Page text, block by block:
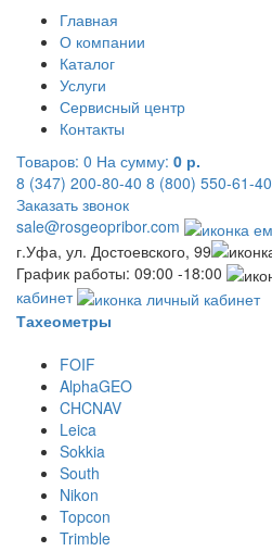
Главная
О компании
Каталог
Услуги
Сервисный центр
Контакты
Товаров: 0 На сумму: 0 р.
8 (347) 200-80-40 8 (800) 550-61-40
Заказать звонок
sale@rosgeopribor.com
г.Уфа, ул. Достоевского, 99
График работы: 09:00 -18:00
кабинет
Тахеометры
FOIF
AlphaGEO
CHCNAV
Leica
Sokkia
South
Nikon
Topcon
Trimble